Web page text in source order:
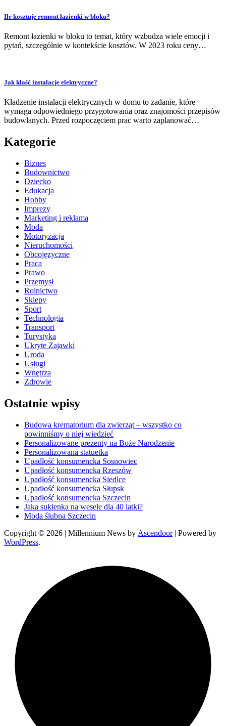
Ile kosztuje remont łazienki w bloku?
Remont łazienki w bloku to temat, który wzbudza wiele emocji i
pytań, szczególnie w kontekście kosztów. W 2023 roku ceny…
Jak kłaść instalacje elektryczne?
Kładzenie instalacji elektrycznych w domu to zadanie, które
wymaga odpowiedniego przygotowania oraz znajomości przepisów
budowlanych. Przed rozpoczęciem prac warto zaplanować…
Kategorie
Biznes
Budownictwo
Dziecko
Edukacja
Hobby
Imprezy
Marketing i reklama
Moda
Motoryzacja
Nieruchomości
Obcojęzyczne
Praca
Prawo
Przemysł
Rolnictwo
Sklepy
Sport
Technologia
Transport
Turystyka
Ukryte Zajawki
Uroda
Usługi
Wnętrza
Zdrowie
Ostatnie wpisy
Budowa krematorium dla zwierząt – wszystko co
powinniśmy o niej wiedzieć
Personalizowane prezenty na Boże Narodzenie
Personalizowana statuetka
Upadłość konsumencka Sosnowiec
Upadłość konsumencka Rzeszów
Upadłość konsumencka Siedlce
Upadłość konsumencka Słupsk
Upadłość konsumencka Szczecin
Jaka sukienka na wesele dla 40 latki?
Moda ślubna Szczecin
Copyright © 2026 | Millennium News by Ascendoor| Powered by
WordPress.